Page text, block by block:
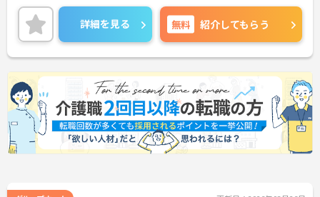
詳細を見る 無料 紹介してもらう